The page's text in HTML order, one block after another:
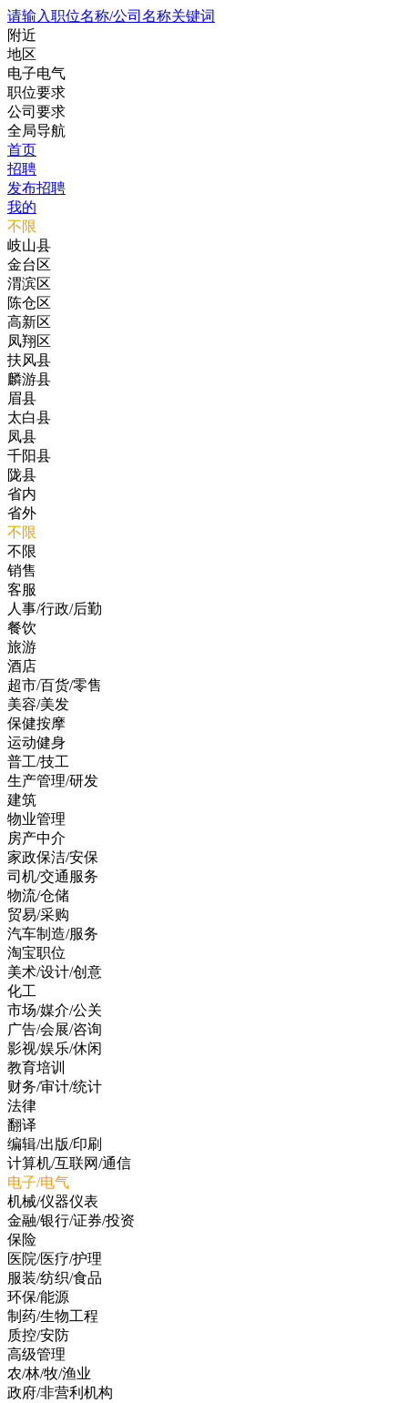
请输入职位名称/公司名称关键词
附近
地区
电子电气
职位要求
公司要求
全局导航
首页
招聘
发布招聘
我的
不限
岐山县
金台区
渭滨区
陈仓区
高新区
凤翔区
扶风县
麟游县
眉县
太白县
凤县
千阳县
陇县
省内
省外
不限
不限
销售
客服
人事/行政/后勤
餐饮
旅游
酒店
超市/百货/零售
美容/美发
保健按摩
运动健身
普工/技工
生产管理/研发
建筑
物业管理
房产中介
家政保洁/安保
司机/交通服务
物流/仓储
贸易/采购
汽车制造/服务
淘宝职位
美术/设计/创意
化工
市场/媒介/公关
广告/会展/咨询
影视/娱乐/休闲
教育培训
财务/审计/统计
法律
翻译
编辑/出版/印刷
计算机/互联网/通信
电子/电气
机械/仪器仪表
金融/银行/证券/投资
保险
医院/医疗/护理
服装/纺织/食品
环保/能源
制药/生物工程
质控/安防
高级管理
农/林/牧/渔业
政府/非营利机构